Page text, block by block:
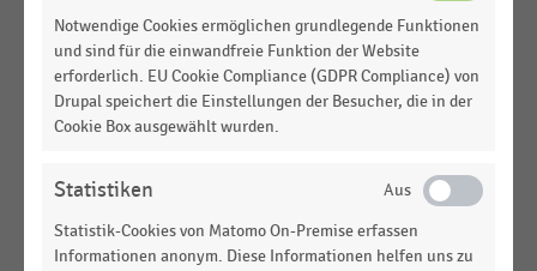
Anzahl der Beschäftigten im deutschen Tier- und
Zoofachhandel (2010-2020)
ZOOFACHHANDEL|STATISTIK
Bruttoinvestitionen der Unternehmen im
Umsatzanteil des E-Commerce im deutschen Tier-
und Zoofachhandel (2010-2020)
Notwendige Cookies ermöglichen grundlegende Funktionen
und sind für die einwandfreie Funktion der Website
erforderlich. EU Cookie Compliance (GDPR Compliance) von
Drupal speichert die Einstellungen der Besucher, die in der
Cookie Box ausgewählt wurden.
Statistiken
Statistik-Cookies von Matomo On-Premise erfassen
Informationen anonym. Diese Informationen helfen uns zu